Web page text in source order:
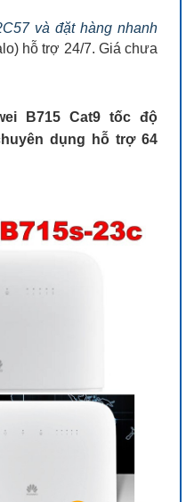
và đặt hàng nhanh
hỗ trợ 24/7. Giá chưa
B715 Cat9 tốc độ
dụng hỗ trợ 64